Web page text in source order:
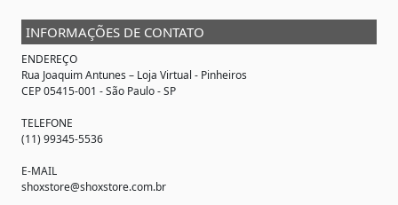
INFORMAÇÕES DE CONTATO
ENDEREÇO
Rua Joaquim Antunes – Loja Virtual - Pinheiros
CEP 05415-001 - São Paulo - SP
TELEFONE
(11) 99345-5536
E-MAIL
shoxstore@shoxstore.com.br